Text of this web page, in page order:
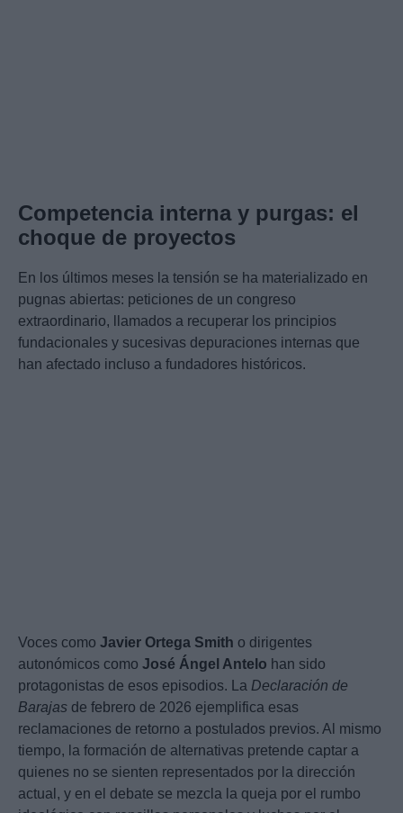
Competencia interna y purgas: el
choque de proyectos
En los últimos meses la tensión se ha materializado en
pugnas abiertas: peticiones de un congreso
extraordinario, llamados a recuperar los principios
fundacionales y sucesivas depuraciones internas que
han afectado incluso a fundadores históricos.
Voces como Javier Ortega Smith o dirigentes
autonómicos como José Ángel Antelo han sido
protagonistas de esos episodios. La Declaración de
Barajas de febrero de 2026 ejemplifica esas
reclamaciones de retorno a postulados previos. Al mismo
tiempo, la formación de alternativas pretende captar a
quienes no se sienten representados por la dirección
actual, y en el debate se mezcla la queja por el rumbo